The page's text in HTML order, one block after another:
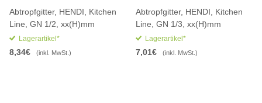
Abtropfgitter, HENDI, Kitchen
Line, GN 1/2, xx(H)mm
Lagerartikel*
8,34€ (inkl. MwSt.)
Abtropfgitter, HENDI, Kitchen
Line, GN 1/3, xx(H)mm
Lagerartikel*
7,01€ (inkl. MwSt.)